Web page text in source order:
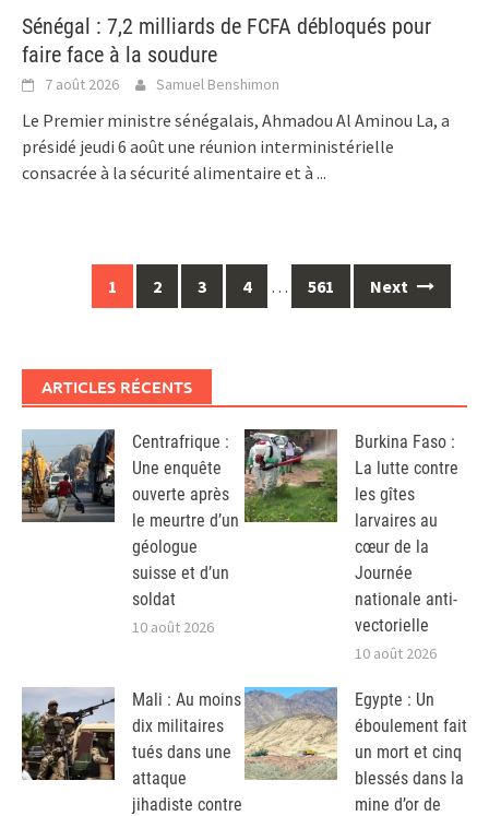
Sénégal : 7,2 milliards de FCFA débloqués pour
faire face à la soudure
7 août 2026 Samuel Benshimon
Le Premier ministre sénégalais, Ahmadou Al Aminou La, a
présidé jeudi 6 août une réunion interministérielle
consacrée à la sécurité alimentaire et à ...
navigation
1 2 3 4 … 561 Next
ARTICLES RÉCENTS
Centrafrique :
Une enquête
ouverte après
le meurtre d’un
géologue
suisse et d’un
soldat
10 août 2026
Burkina Faso :
La lutte contre
les gîtes
larvaires au
cœur de la
Journée
nationale anti-
vectorielle
10 août 2026
Mali : Au moins
dix militaires
tués dans une
attaque
jihadiste contre
Egypte : Un
éboulement fait
un mort et cinq
blessés dans la
mine d’or de